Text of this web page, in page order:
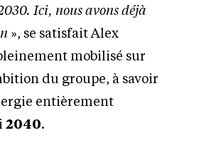
Ici, nous avons déjà
», se satisfait Alex
mobilisé sur
du groupe, à savoir
entièrement
2040.